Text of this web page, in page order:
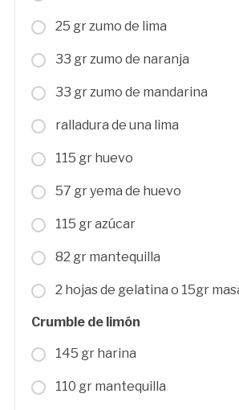
25 gr zumo de lima
33 gr zumo de naranja
33 gr zumo de mandarina
ralladura de una lima
115 gr huevo
57 gr yema de huevo
115 gr azúcar
82 gr mantequilla
2 hojas de gelatina o 15gr
Crumble de limón
145 gr harina
110 gr mantequilla